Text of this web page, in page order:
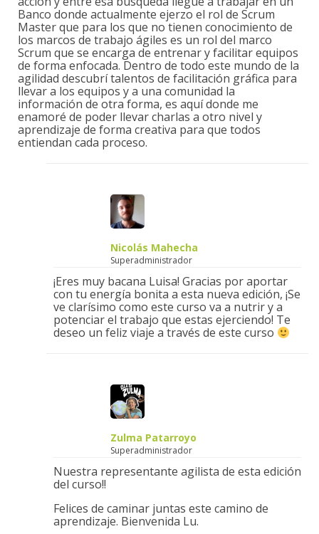
Banco donde actualmente ejerzo el rol de Scrum
Master que para los que no tienen conocimiento de
los marcos de trabajo ágiles es un rol del marco
Scrum que se encarga de entrenar y facilitar equipos
de forma enfocada. Dentro de todo este mundo de la
agilidad descubrí talentos de facilitación gráfica para
llevar a los equipos y a una comunidad la
información de otra forma, es aquí donde me
enamoré de poder llevar charlas a otro nivel y
aprendizaje de forma creativa para que todos
entiendan cada proceso.
Nicolás Mahecha
Superadministrador
¡Eres muy bacana Luisa! Gracias por aportar
con tu energía bonita a esta nueva edición, ¡Se
ve clarísimo como este curso va a nutrir y a
potenciar el trabajo que estas ejerciendo! Te
deseo un feliz viaje a través de este curso
Zulma Patarroyo
Superadministrador
Nuestra representante agilista de esta edición
del curso!!
Felices de caminar juntas este camino de
aprendizaje. Bienvenida Lu.